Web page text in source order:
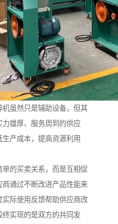
虽然只是辅助设备，但其
雄厚、服务周到的供应
产成本，提高资源利用
的买卖关系，而是互相促
通过不断改进产品性能来
际使用反馈帮助供应商改
实现的是双方的共同发